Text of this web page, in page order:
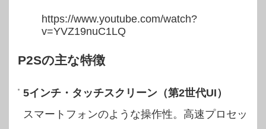
https://www.youtube.com/watch?
v=YVZ19nuC1LQ
P2Sの主な特徴
5インチ・タッチスクリーン（第2世代UI）
スマートフォンのような操作性。高速プロセッ